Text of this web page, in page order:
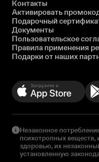
Контакты
Активировать
Подарочный
Документы
Пользовательское
Правила применения
Подарки от наших
Незаконное
психотропных веществ,
здоровью, их
установленную